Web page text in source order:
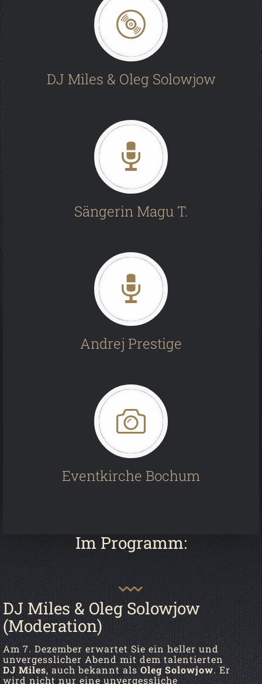
DJ Miles & Oleg Solowjow
Sängerin Magu T.
Andrej Prestige
Eventkirche Bochum
Im Programm:
DJ Miles & Oleg Solowjow
(Moderation)
Am 7. Dezember erwartet Sie ein heller und
unvergesslicher Abend mit dem talentierten
DJ Miles, auch bekannt alsOleg Solowjow. Er
wird nicht nur eine unvergessliche